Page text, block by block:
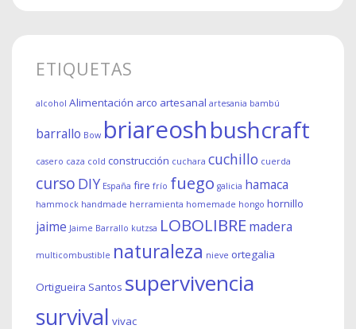
ETIQUETAS
alcohol Alimentación arco artesanal artesania bambú
barrallo Bow briareoshbushcraft
casero caza cold construcción cuchara cuchillo cuerda
curso DIY España fire frío fuego galicia hamaca
hammock handmade herramienta homemade hongo hornillo
jaime Jaime Barrallo kutzsa LOBOLIBREmadera
multicombustible naturaleza nieve ortegalia
Ortigueira Santos supervivencia
survival vivac